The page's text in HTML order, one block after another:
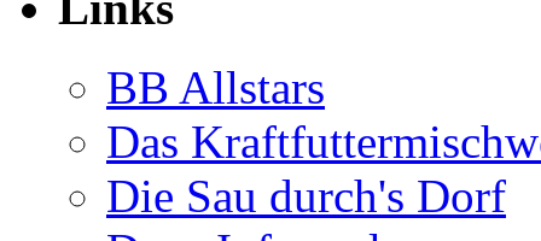
BB Allstars
Das
Die Sau durch's Dorf